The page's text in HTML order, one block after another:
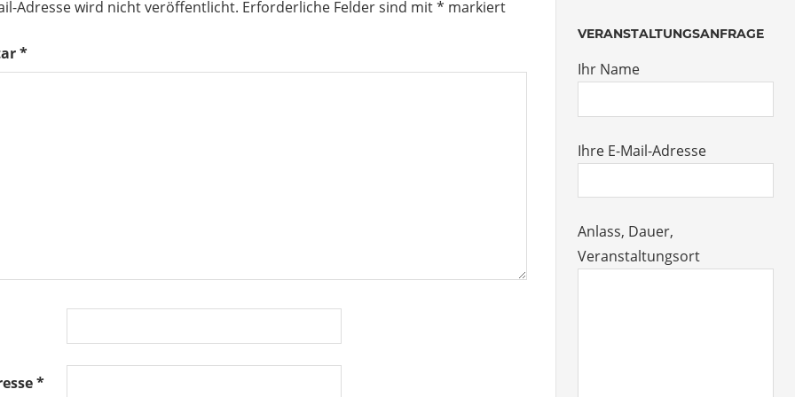
Adresse wird nicht veröffentlicht. Erforderliche Felder sind mit* markiert
*
*
VERANSTALTUNGSANFRAGE
Ihr Name
Ihre E-Mail-Adresse
Anlass, Dauer,
Veranstaltungsort